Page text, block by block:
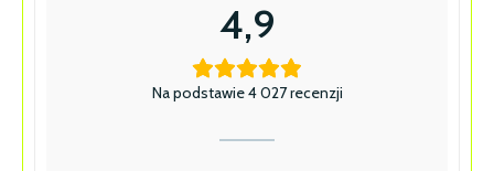
4,9
Na podstawie 4 027 recenzji